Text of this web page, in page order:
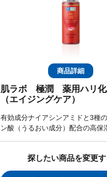
商品詳細
肌ラボ 極潤 薬用ハリ化
（エイジングケア）
有効成分ナイアシンアミドと3種
ン酸（うるおい成分）配合の高保
探したい商品を変更す